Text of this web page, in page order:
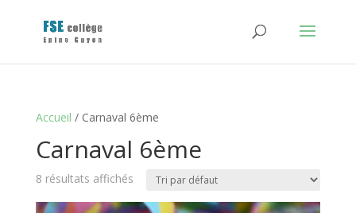
Accueil / Carnaval 6ème
Carnaval 6ème
8 résultats affichés